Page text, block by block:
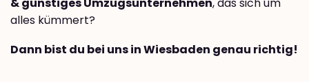
& günstiges Umzugsunternehmen, das sich um
alles kümmert?
Dann bist du bei uns in Wiesbaden genau richtig!